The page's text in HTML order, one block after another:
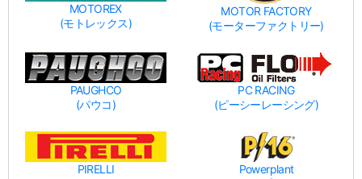
MOTOREX
(モトレックス)
MOTOR FACTORY
(モーターファクトリー)
PAUGHCO
(パウコ)
PC RACING
(ピーシーレーシング)
PIRELLI
Powerplant